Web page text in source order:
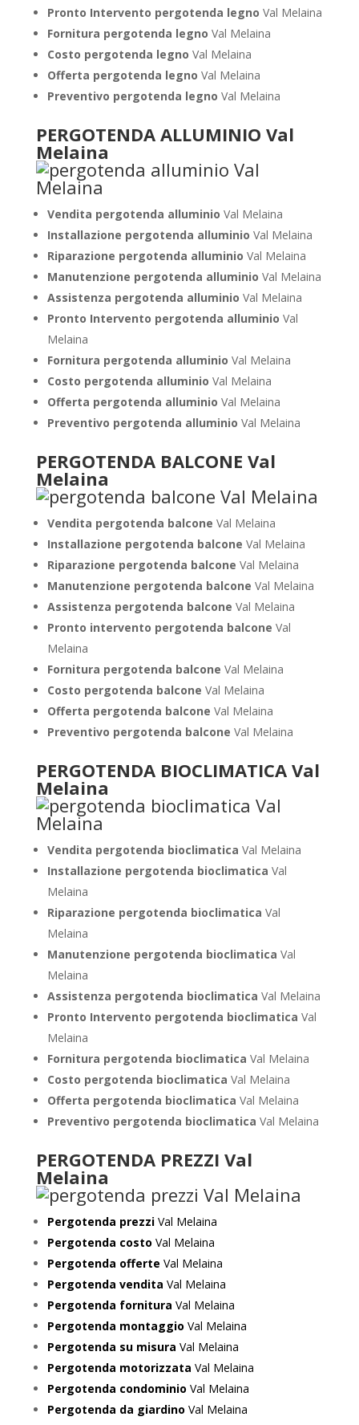
Pronto Intervento pergotenda legno Val Melaina
Fornitura pergotenda legno Val Melaina
Costo pergotenda legno Val Melaina
Offerta pergotenda legno Val Melaina
Preventivo pergotenda legno Val Melaina
PERGOTENDA ALLUMINIO Val
Melaina
Vendita pergotenda alluminio Val Melaina
Installazione pergotenda alluminio Val Melaina
Riparazione pergotenda alluminio Val Melaina
Manutenzione pergotenda alluminio Val Melaina
Assistenza pergotenda alluminio Val Melaina
Pronto Intervento pergotenda alluminio Val
Melaina
Fornitura pergotenda alluminio Val Melaina
Costo pergotenda alluminio Val Melaina
Offerta pergotenda alluminio Val Melaina
Preventivo pergotenda alluminio Val Melaina
PERGOTENDA BALCONE Val
Melaina
Vendita pergotenda balcone Val Melaina
Installazione pergotenda balcone Val Melaina
Riparazione pergotenda balcone Val Melaina
Manutenzione pergotenda balcone Val Melaina
Assistenza pergotenda balcone Val Melaina
Pronto intervento pergotenda balcone Val
Melaina
Fornitura pergotenda balcone Val Melaina
Costo pergotenda balcone Val Melaina
Offerta pergotenda balcone Val Melaina
Preventivo pergotenda balcone Val Melaina
PERGOTENDA BIOCLIMATICA Val
Melaina
Vendita pergotenda bioclimatica Val Melaina
Installazione pergotenda bioclimatica Val
Melaina
Riparazione pergotenda bioclimatica Val
Melaina
Manutenzione pergotenda bioclimatica Val
Melaina
Assistenza pergotenda bioclimatica Val Melaina
Pronto Intervento pergotenda bioclimatica Val
Melaina
Fornitura pergotenda bioclimatica Val Melaina
Costo pergotenda bioclimatica Val Melaina
Offerta pergotenda bioclimatica Val Melaina
Preventivo pergotenda bioclimatica Val Melaina
PERGOTENDA PREZZI Val
Melaina
Pergotenda prezziVal Melaina
Pergotenda costo Val Melaina
Pergotenda offerte Val Melaina
Pergotenda vendita Val Melaina
Pergotenda fornitura Val Melaina
Pergotenda montaggio Val Melaina
Pergotenda su misura Val Melaina
Pergotenda motorizzata Val Melaina
Pergotenda condominio Val Melaina
Pergotenda da giardino Val Melaina